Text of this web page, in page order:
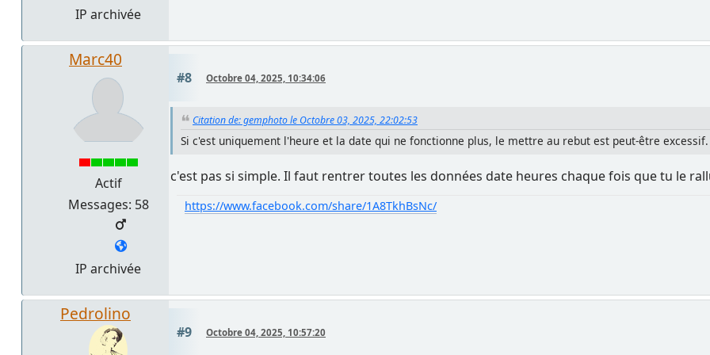
IP archivée
Marc40
Actif
Messages: 58
IP archivée
#8 Octobre 04, 2025, 10:34:06
Citation de: gemphoto le Octobre 03, 2025, 22:02:53
Si c'est uniquement l'heure et la date qui ne fonctionne plus, le mettre au rebut est peut-être excessif.
c'est pas si simple. Il faut rentrer toutes les données date heures chaque fois que tu le
https://www.facebook.com/share/1A8TkhBsNc/
Pedrolino
#9 Octobre 04, 2025, 10:57:20